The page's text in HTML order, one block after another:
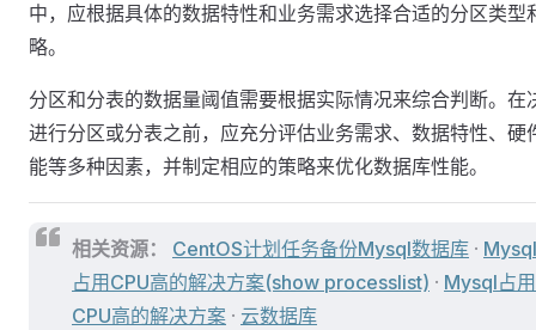
中，应根据具体的数据特性和业务需求选择合适的分区类型
略。
分区和分表的数据量阈值需要根据实际情况来综合判断。在
进行分区或分表之前，应充分评估业务需求、数据特性、硬
能等多种因素，并制定相应的策略来优化数据库性能。
相关资源： CentOS计划任务备份Mysql数据库 · Mysql
占用CPU高的解决方案(show processlist) · Mysql占用
CPU高的解决方案 · 云数据库